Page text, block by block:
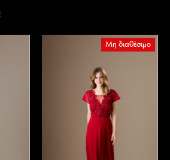
Μη διαθέσιμο